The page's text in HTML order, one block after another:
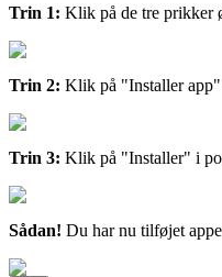
Trin 1: Klik på de tre prikker
Trin 2: Klik på "Installer app"
Trin 3: Klik på "Installer" i
Sådan! Du har nu tilføjet